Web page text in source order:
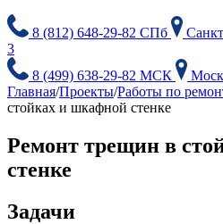
8 (812) 648-29-82 СПб
3
8 (499) 638-29-82 МСК
Главная/Проекты/Работы по
стойках и шкафной стенке
Ремонт трещин в
стенке
Задачи